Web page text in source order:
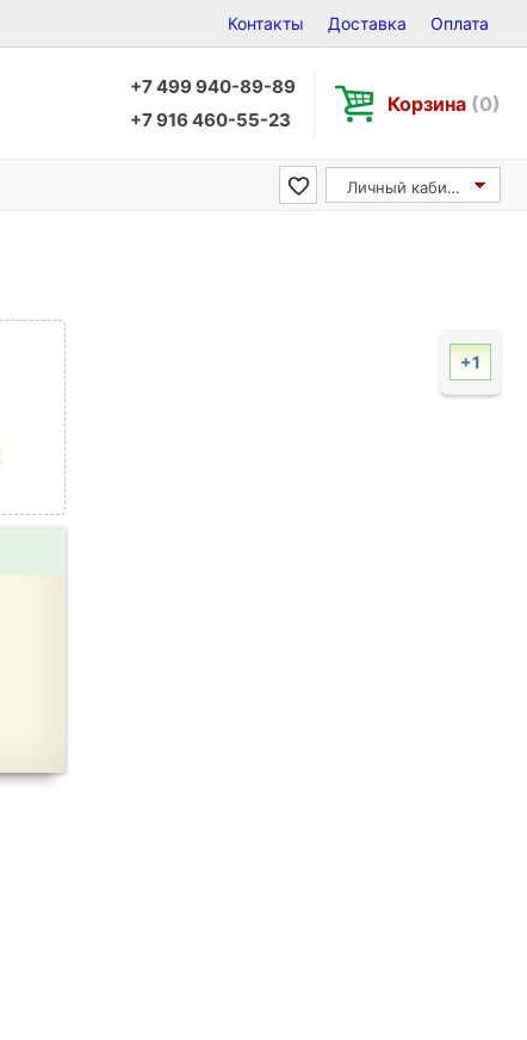
Контакты Доставка Оплата
+7 499 940-89-89
+7 916 460-55-23
Корзина (0)
Личный кабинет
+1